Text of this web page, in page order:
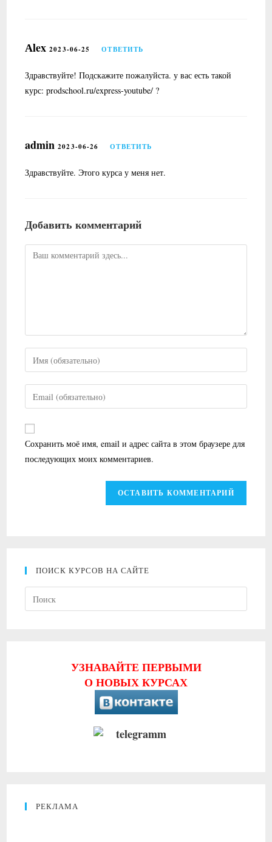
Аlex2023-06-25 ОТВЕТИТЬ
Здравствуйте! Подскажите пожалуйста. у вас есть такой
курс: prodschool.ru/express-youtube/ ?
admin2023-06-26 ОТВЕТИТЬ
Здравствуйте. Этого курса у меня нет.
Добавить комментарий
Комментарий
Введите
свое
имя
или
пользователя,
чтобы
прокомментировать
Введите
свой
email-
адрес,
чтобы
прокомментировать
Сохранить моё имя, email и адрес сайта в этом браузере для
последующих моих комментариев.
ПОИСК КУРСОВ НА САЙТЕ
УЗНАВАЙТЕ ПЕРВЫМИ
О НОВЫХ КУРСАХ
РЕКЛАМА